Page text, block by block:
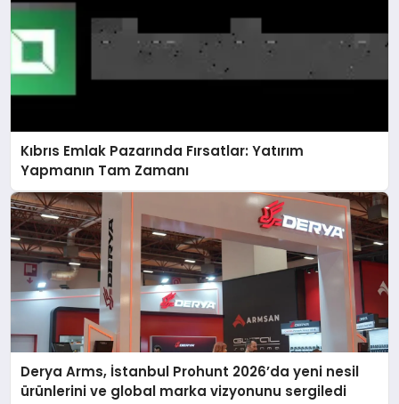
Kıbrıs Emlak Pazarında Fırsatlar: Yatırım
Yapmanın Tam Zamanı
Derya Arms, İstanbul Prohunt 2026’da yeni nesil
ürünlerini ve global marka vizyonunu sergiledi